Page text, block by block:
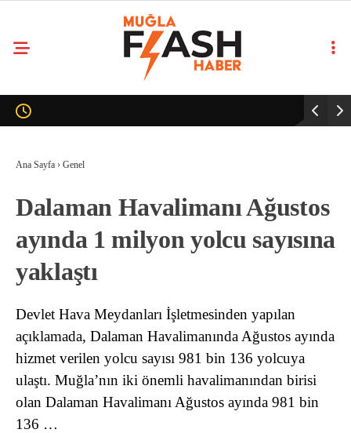
Ana Sayfa › Genel
Dalaman Havalimanı Ağustos
ayında 1 milyon yolcu sayısına
yaklaştı
Devlet Hava Meydanları İşletmesinden yapılan
açıklamada, Dalaman Havalimanında Ağustos ayında
hizmet verilen yolcu sayısı 981 bin 136 yolcuya
ulaştı. Muğla’nın iki önemli havalimanından birisi
olan Dalaman Havalimanı Ağustos ayında 981 bin
136 …